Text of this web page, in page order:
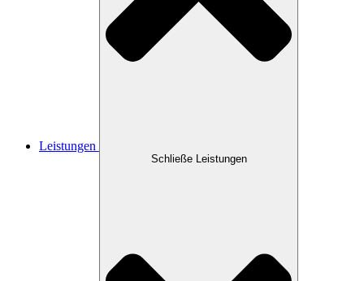
Leistungen
Schließe Leistungen